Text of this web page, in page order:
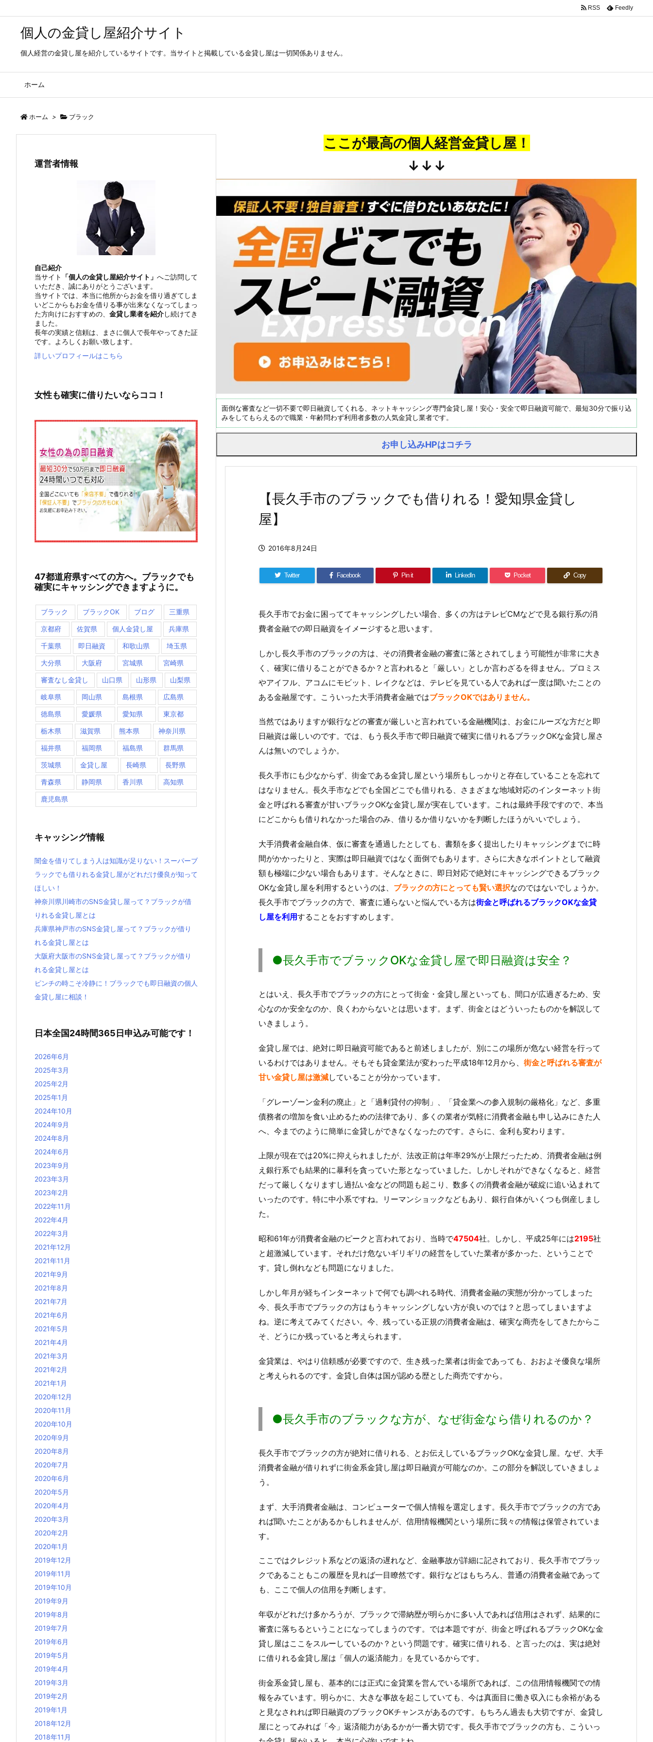
個人の金貸し屋紹介サイト
個人経営の金貸し屋を紹介しているサイトです。当サイトと掲載している金貸し屋は一切関係ありません。
ホーム
RSS Feedly
ホーム > ブラック
ここが最高の個人経営金貸し屋！
↓↓↓
面倒な審査など一切不要で即日融資してくれる、ネットキャッシング専門金貸し屋！安心・安全で即日融資可能で、最短30分で振り込
みをしてもらえるので職業・年齢問わず利用者多数の人気金貸し業者です。
お申し込みHPはコチラ
【長久手市のブラックでも借りれる！愛知県金貸し
屋】
2016年8月24日
Twitter Facebook Pin it LinkedIn Pocket Copy
長久手市でお金に困っててキャッシングしたい場合、多くの方はテレビCMなどで見る銀行系の消
費者金融での即日融資をイメージすると思います。
しかし長久手市のブラックの方は、その消費者金融の審査に落とされてしまう可能性が非常に大き
く、確実に借りることができるか？と言われると「厳しい」としか言わざるを得ません。プロミス
やアイフル、アコムにモビット、レイクなどは、テレビを見ている人であれば一度は聞いたことの
ある金融屋です。こういった大手消費者金融ではブラックOKではありません。
当然ではありますが銀行などの審査が厳しいと言われている金融機関は、お金にルーズな方だと即
日融資は厳しいのです。では、もう長久手市で即日融資で確実に借りれるブラックOKな金貸し屋さ
んは無いのでしょうか。
長久手市にも少なからず、街金である金貸し屋という場所もしっかりと存在していることを忘れて
はなりません。長久手市などでも全国どこでも借りれる、さまざまな地域対応のインターネット街
金と呼ばれる審査が甘いブラックOKな金貸し屋が実在しています。これは最終手段ですので、本当
にどこからも借りれなかった場合のみ、借りるか借りないかを判断したほうがいいでしょう。
大手消費者金融自体、仮に審査を通過したとしても、書類を多く提出したりキャッシングまでに時
間がかかったりと、実際は即日融資ではなく面倒でもあります。さらに大きなポイントとして融資
額も極端に少ない場合もあります。そんなときに、即日対応で絶対にキャッシングできるブラック
OKな金貸し屋を利用するというのは、 ブラックの方にとっても賢い選択なのではないでしょうか。
長久手市でブラックの方で、審査に通らないと悩んでいる方は街金と呼ばれるブラックOKな金貸
し屋を利用することをおすすめします。
●長久手市でブラックOKな金貸し屋で即日融資は安全？
とはいえ、長久手市でブラックの方にとって街金・金貸し屋といっても、間口が広過ぎるため、安
心なのか安全なのか、良くわからないとは思います。まず、街金とはどういったものかを解説して
いきましょう。
金貸し屋では、絶対に即日融資可能であると前述しましたが、別にこの場所が危ない経営を行って
いるわけではありません。そもそも貸金業法が変わった平成18年12月から、 街金と呼ばれる審査が
甘い金貸し屋は激減していることが分かっています。
「グレーゾーン金利の廃止」と「過剰貸付の抑制」、「貸金業への参入規制の厳格化」など、多重
債務者の増加を食い止めるための法律であり、多くの業者が気軽に消費者金融も申し込みにきた人
へ、今までのように簡単に金貸しができなくなったのです。さらに、金利も変わります。
上限が現在では20%に抑えられましたが、法改正前は年率29%が上限だったため、消費者金融は例
え銀行系でも結果的に暴利を貪っていた形となっていました。しかしそれができなくなると、経営
だって厳しくなりますし過払い金などの問題も起こり、数多くの消費者金融が破綻に追い込まれて
いったのです。特に中小系ですね。リーマンショックなどもあり、銀行自体がいくつも倒産しまし
た。
昭和61年が消費者金融のピークと言われており、当時で47504社。しかし、平成25年には2195社
と超激減しています。それだけ危ないギリギリの経営をしていた業者が多かった、ということで
す。貸し倒れなども問題になりました。
しかし年月が経ちインターネットで何でも調べれる時代、消費者金融の実態が分かってしまった
今、長久手市でブラックの方はもうキャッシングしない方が良いのでは？と思ってしまいますよ
ね。逆に考えてみてください。今、残っている正規の消費者金融は、確実な商売をしてきたからこ
そ、どうにか残っていると考えられます。
金貸業は、やはり信頼感が必要ですので、生き残った業者は街金であっても、おおよそ優良な場所
と考えられるのです。金貸し自体は国が認める歴とした商売ですから。
●長久手市のブラックな方が、なぜ街金なら借りれるのか？
長久手市でブラックの方が絶対に借りれる、とお伝えしているブラックOKな金貸し屋。なぜ、大手
消費者金融が借りれずに街金系金貸し屋は即日融資が可能なのか。この部分を解説していきましょ
う。
まず、大手消費者金融は、コンピューターで個人情報を選定します。長久手市でブラックの方であ
れば聞いたことがあるかもしれませんが、信用情報機関という場所に我々の情報は保管されていま
す。
ここではクレジット系などの返済の遅れなど、金融事故が詳細に記されており、長久手市でブラッ
クであることもこの履歴を見れば一目瞭然です。銀行などはもちろん、普通の消費者金融であって
も、ここで個人の信用を判断します。
年収がどれだけ多かろうが、ブラックで滞納歴が明らかに多い人であれば信用はされず、結果的に
審査に落ちるということになってしまうのです。では本題ですが、街金と呼ばれるブラックOKな金
貸し屋はここをスルーしているのか？という問題です。確実に借りれる、と言ったのは、実は絶対
に借りれる金貸し屋は「個人の返済能力」を見ているからです。
街金系金貸し屋も、基本的には正式に金貸業を営んでいる場所であれば、この信用情報機関での情
報をみています。明らかに、大きな事故を起こしていても、今は真面目に働き収入にも余裕がある
と見なされれば即日融資のブラックOKチャンスがあるのです。もちろん過去も大切ですが、金貸し
屋にとってみれば「今」返済能力があるかが一番大切です。長久手市でブラックの方も、こういっ
運営者情報
自己紹介
当サイト
「個人の金貸し屋紹介サイト」 へご訪問して
いただき、誠にありがとうございます。
当サイトでは、本当に他所からお金を借り過ぎてしま
いどこからもお金を借りる事が出来なくなってしまっ
た方向けにおすすめの、 金貸し業者を紹介し続けてき
ました。
長年の実績と信頼は、まさに個人で長年やってきた証
です。よろしくお願い致します。
詳しいプロフィールはこちら
女性も確実に借りたいならココ！
47都道府県すべての方へ。ブラックでも
確実にキャッシングできますように。
ブラック ブラックOK ブログ 三重県
京都府 佐賀県 個人金貸し屋 兵庫県
千葉県 即日融資 和歌山県 埼玉県
大分県 大阪府 宮城県 宮崎県
審査なし金貸し 山口県 山形県 山梨県
岐阜県 岡山県 島根県 広島県
徳島県 愛媛県 愛知県 東京都
栃木県 滋賀県 熊本県 神奈川県
福井県 福岡県 福島県 群馬県
茨城県 金貸し屋 長崎県 長野県
青森県 静岡県 香川県 高知県
鹿児島県
キャッシング情報
闇金を借りてしまう人は知識が足りない！スーパーブ
ラックでも借りれる金貸し屋がどれだけ優良が知って
ほしい！
神奈川県川崎市のSNS金貸し屋って？ブラックが借
りれる金貸し屋とは
兵庫県神戸市のSNS金貸し屋って？ブラックが借り
れる金貸し屋とは
大阪府大阪市のSNS金貸し屋って？ブラックが借り
れる金貸し屋とは
ピンチの時こそ冷静に！ブラックでも即日融資の個人
金貸し屋に相談！
日本全国24時間365日申込み可能です！
2026年6月
2025年3月
2025年2月
2025年1月
2024年10月
2024年9月
2024年8月
2024年6月
2023年9月
2023年3月
2023年2月
2022年11月
2022年4月
2022年3月
2021年12月
2021年11月
2021年9月
2021年8月
2021年7月
2021年6月
2021年5月
2021年4月
2021年3月
2021年2月
2021年1月
2020年12月
2020年11月
2020年10月
2020年9月
2020年8月
2020年7月
2020年6月
2020年5月
2020年4月
2020年3月
2020年2月
2020年1月
2019年12月
2019年11月
2019年10月
2019年9月
2019年8月
2019年7月
2019年6月
2019年5月
2019年4月
2019年3月
2019年2月
2019年1月
2018年12月
2018年11月